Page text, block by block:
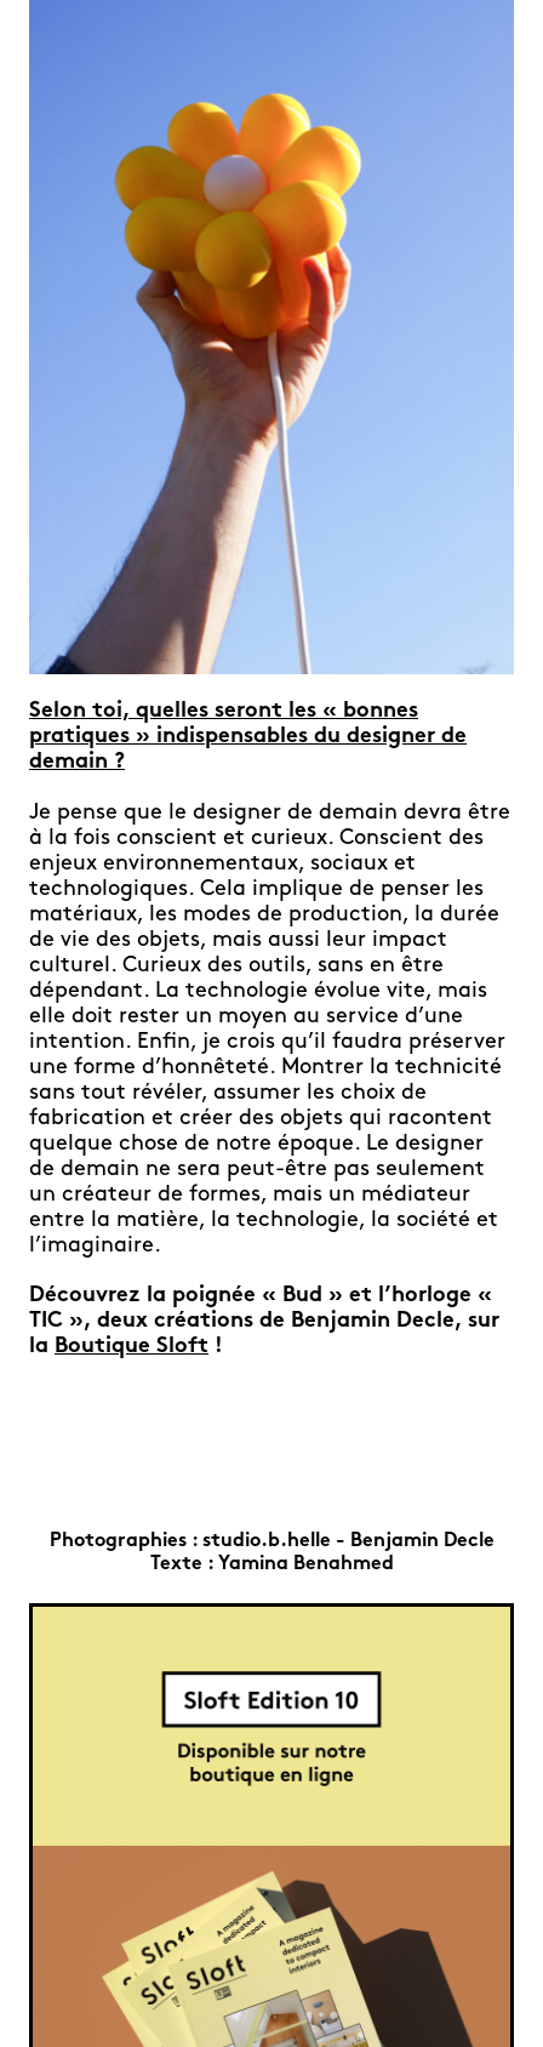
Selon toi, quelles seront les « bonnes
pratiques » indispensables du designer de
demain ?
Je pense que le designer de demain devra être
à la fois conscient et curieux. Conscient des
enjeux environnementaux, sociaux et
technologiques. Cela implique de penser les
matériaux, les modes de production, la durée
de vie des objets, mais aussi leur impact
culturel. Curieux des outils, sans en être
dépendant. La technologie évolue vite, mais
elle doit rester un moyen au service d’une
intention. Enfin, je crois qu’il faudra préserver
une forme d’honnêteté. Montrer la technicité
sans tout révéler, assumer les choix de
fabrication et créer des objets qui racontent
quelque chose de notre époque. Le designer
de demain ne sera peut-être pas seulement
un créateur de formes, mais un médiateur
entre la matière, la technologie, la société et
l’imaginaire.
Découvrez la poignée « Bud » et l’horloge «
TIC », deux créations de Benjamin Decle, sur
la Boutique Sloft !
Photographies : studio.b.helle - Benjamin Decle
Texte : Yamina Benahmed